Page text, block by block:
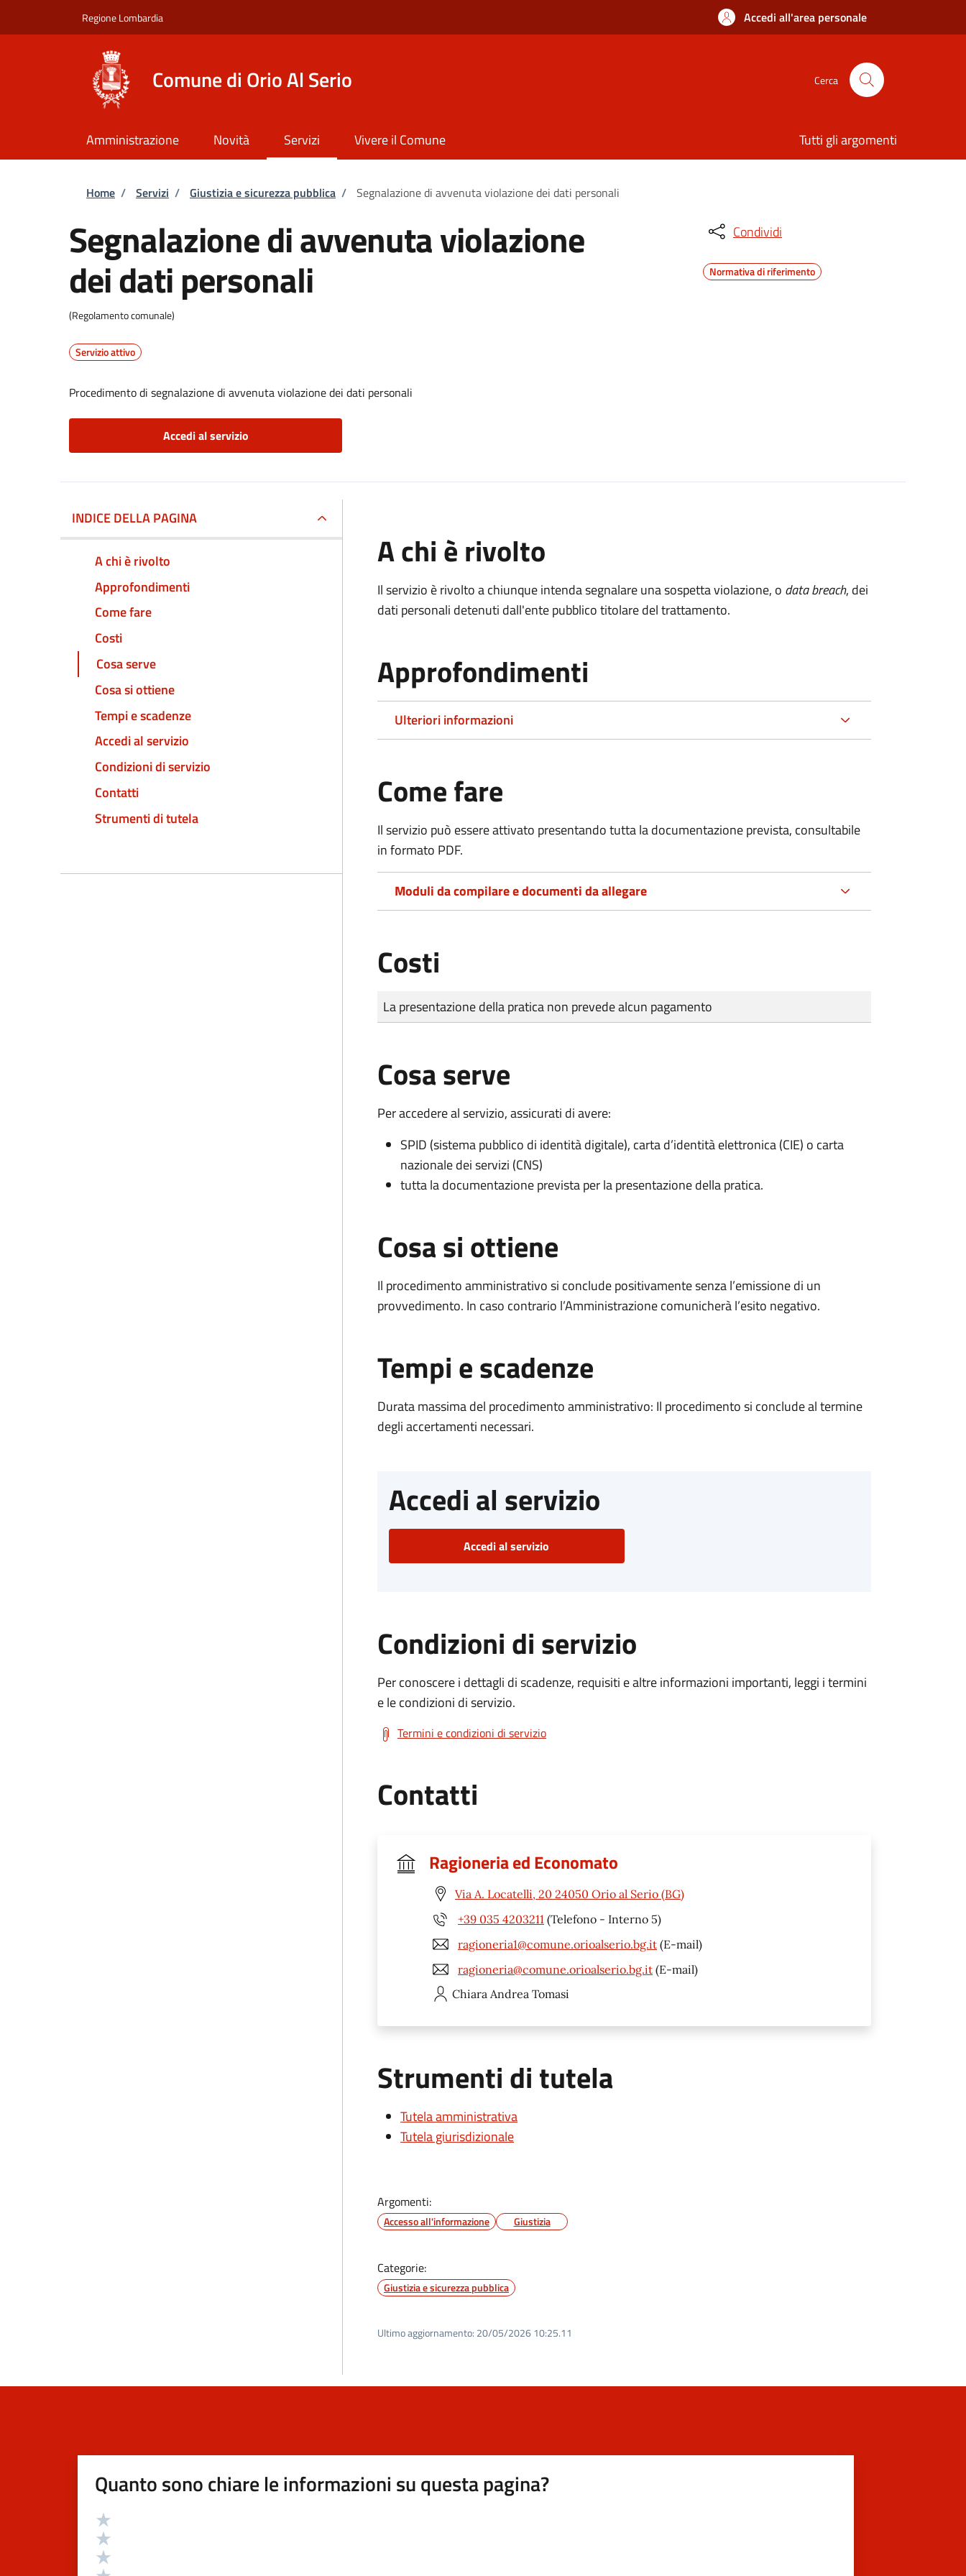
Regione Lombardia Accedi all'area personale
Comune di Orio Al Serio Cerca
Amministrazione Novità Servizi Vivere il Comune Tutti gli argomenti
Briciole di pane
Home / Servizi / Giustizia e sicurezza pubblica / Segnalazione di avvenuta violazione dei dati personali
Segnalazione di avvenuta violazione
dei dati personali
(Regolamento comunale)
Servizio attivo
Procedimento di segnalazione di avvenuta violazione dei dati personali
Accedi al servizio
Condividi
Normativa di riferimento
INDICE DELLA PAGINA
A chi è rivolto
Approfondimenti
Come fare
Costi
Cosa serve
Cosa si ottiene
Tempi e scadenze
Accedi al servizio
Condizioni di servizio
Contatti
Strumenti di tutela
A chi è rivolto
Il servizio è rivolto a chiunque intenda segnalare una sospetta violazione, o data breach, dei
dati personali detenuti dall'ente pubblico titolare del trattamento.
Approfondimenti
Ulteriori informazioni
Come fare
Il servizio può essere attivato presentando tutta la documentazione prevista, consultabile
in formato PDF.
Moduli da compilare e documenti da allegare
Costi
Tipo di pagamento
Importo
La presentazione della pratica non prevede alcun pagamento
Cosa serve
Per accedere al servizio, assicurati di avere:
SPID (sistema pubblico di identità digitale), carta d’identità elettronica (CIE) o carta
nazionale dei servizi (CNS)
tutta la documentazione prevista per la presentazione della pratica.
Cosa si ottiene
Il procedimento amministrativo si conclude positivamente senza l’emissione di un
provvedimento. In caso contrario l’Amministrazione comunicherà l’esito negativo.
Tempi e scadenze
Durata massima del procedimento amministrativo: Il procedimento si conclude al termine
degli accertamenti necessari.
Accedi al servizio
Accedi al servizio
Condizioni di servizio
Per conoscere i dettagli di scadenze, requisiti e altre informazioni importanti, leggi i termini
e le condizioni di servizio.
Termini e condizioni di servizio
Contatti
Ragioneria ed Economato
Via A. Locatelli, 20 24050 Orio al Serio (BG)
+39 035 4203211 (Telefono - Interno 5)
ragioneria1@comune.orioalserio.bg.it (E-mail)
ragioneria@comune.orioalserio.bg.it (E-mail)
Chiara Andrea Tomasi
Strumenti di tutela
Tutela amministrativa
Tutela giurisdizionale
Argomenti:
Accesso all'informazione Giustizia
Categorie:
Giustizia e sicurezza pubblica
Ultimo aggiornamento: 20/05/2026 10:25.11
Quanto sono chiare le informazioni su questa pagina?
Valutazione